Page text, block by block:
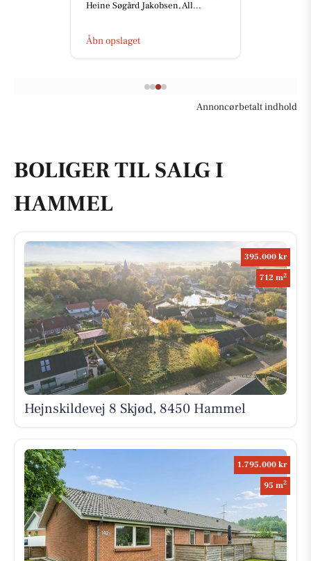
Heine Søgård Jakobsen, All...
Åbn opslaget
Annoncørbetalt indhold
BOLIGER TIL SALG I
HAMMEL
395.000 kr
712 m2
Hejnskildevej 8 Skjød, 8450 Hammel
1.795.000 kr
95 m2